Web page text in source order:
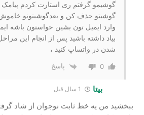
گوشیمو گرفتم ری استارت کردم
گوشیتو حذف کن و بعدگوشیتونو
وارد ایمیل تون بشین حواستون باشه
بیاد داشته باشید پس از انجام این
شدن در واتساپ کنید ،
0 پاسخ
بیتا
ببخشید من یه خط ثابت نوجوان از شاد